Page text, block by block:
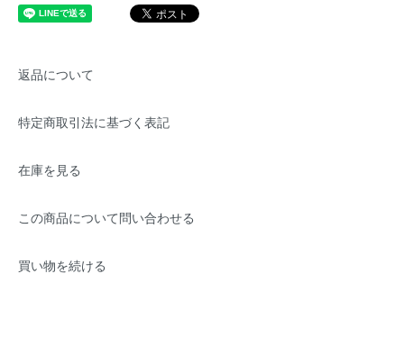
返品について
特定商取引法に基づく表記
在庫を見る
この商品について問い合わせる
買い物を続ける